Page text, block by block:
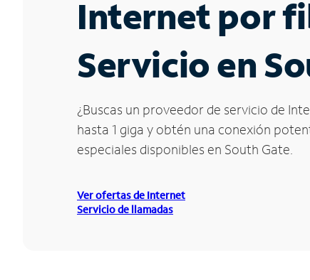
Internet por
Servicio en
¿Buscas un proveedor de servicio de
hasta 1 giga y obtén una conexión
especiales disponibles en South Gate.
Ver ofertas de Internet
Servicio de llamadas